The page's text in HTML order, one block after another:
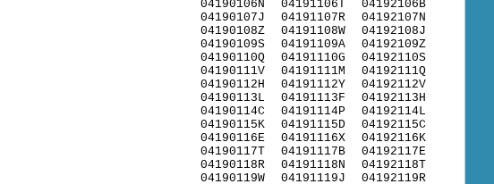
04190106N
04190107J
04190108Z
04190109S
04190110Q
04190111V
04190112H
04190113L
04190114C
04190115K
04190116E
04190117T
04190118R
04190119W
04191106T
04191107R
04191108W
04191109A
04191110G
04191111M
04191112Y
04191113F
04191114P
04191115D
04191116X
04191117B
04191118N
04191119J
04192106B
04192107N
04192108J
04192109Z
04192110S
04192111Q
04192112V
04192113H
04192114L
04192115C
04192116K
04192117E
04192118T
04192119R